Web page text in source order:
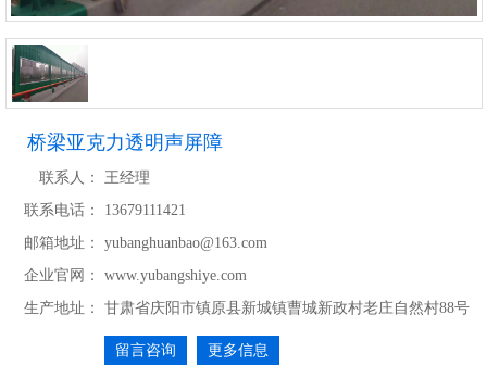
桥梁亚克力透明声屏障
联系人：
王经理
联系电话：
13679111421
邮箱地址：
yubanghuanbao@163.com
企业官网：
www.yubangshiye.com
生产地址：
甘肃省庆阳市镇原县新城镇曹城新政村老庄自然村88号
留言咨询 更多信息